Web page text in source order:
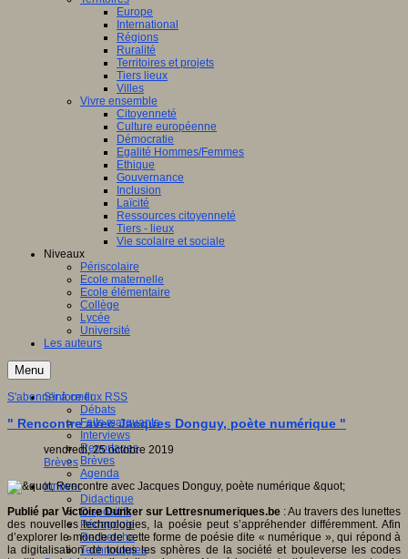
Europe
International
Régions
Ruralité
Territoires et projets
Tiers lieux
Villes
Vivre ensemble
Citoyenneté
Culture européenne
Démocratie
Egalité Hommes/Femmes
Ethique
Gouvernance
Inclusion
Laïcité
Ressources citoyenneté
Tiers - lieux
Vie scolaire et sociale
Niveaux
Périscolaire
Ecole maternelle
Ecole élémentaire
Collège
Lycée
Université
Les auteurs
Menu
S'informer
Débats
Faits marquants
Interviews
Reportages
Brèves
Agenda
Innover
Didactique
Dispositifs
Pédagogie
Recherche
Technologies
S'abonner à ce flux RSS
" Rencontre avec Jacques Donguy, poète numérique "
vendredi, 25 octobre 2019
Brèves
Publié par Victoire Dunker sur Lettresnumeriques.be : Au travers des lunettes
des nouvelles technologies, la poésie peut s’appréhender différemment. Afin
d’explorer le monde de cette forme de poésie dite « numérique », qui répond à
la digitalisation de toutes les sphères de la société et bouleverse les codes